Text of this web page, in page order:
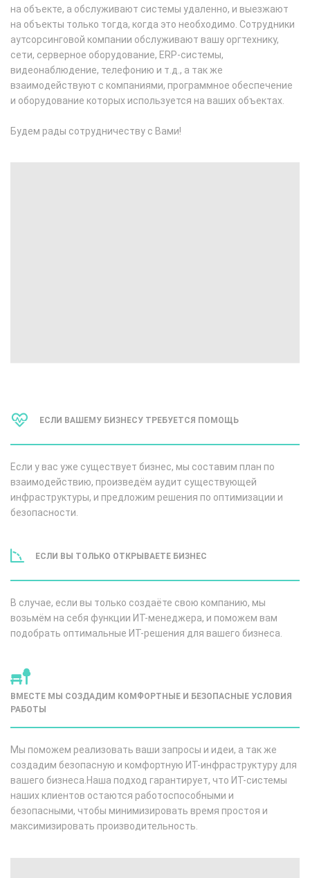
на объекте, а обслуживают системы удаленно, и выезжают
на объекты только тогда, когда это необходимо. Сотрудники
аутсорсинговой компании обслуживают вашу оргтехнику,
сети, серверное оборудование, ERP-системы,
видеонаблюдение, телефонию и т.д., а так же
взаимодействуют с компаниями, программное обеспечение
и оборудование которых используется на ваших объектах.
Будем рады сотрудничеству с Вами!
ЕСЛИ ВАШЕМУ БИЗНЕСУ ТРЕБУЕТСЯ ПОМОЩЬ
Если у вас уже существует бизнес, мы составим план по
взаимодействию, произведём аудит существующей
инфраструктуры, и предложим решения по оптимизации и
безопасности.
ЕСЛИ ВЫ ТОЛЬКО ОТКРЫВАЕТЕ БИЗНЕС
В случае, если вы только создаёте свою компанию, мы
возьмём на себя функции ИТ-менеджера, и поможем вам
подобрать оптимальные ИТ-решения для вашего бизнеса.
ВМЕСТЕ МЫ СОЗДАДИМ КОМФОРТНЫЕ И БЕЗОПАСНЫЕ УСЛОВИЯ
РАБОТЫ
Мы поможем реализовать ваши запросы и идеи, а так же
создадим безопасную и комфортную ИТ-инфраструктуру для
вашего бизнеса.Наша подход гарантирует, что ИТ-системы
наших клиентов остаются работоспособными и
безопасными, чтобы минимизировать время простоя и
максимизировать производительность.